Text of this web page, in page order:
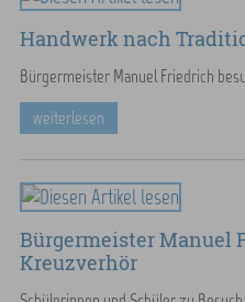
Handwerk nach
Bürgermeister Manuel Friedrich
weiterlesen
Bürgermeister Manuel
Kreuzverhör